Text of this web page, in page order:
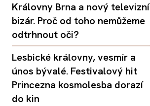
Královny Brna a nový televizní
bizár. Proč od toho nemůžeme
odtrhnout oči?
Lesbické královny, vesmír a
únos bývalé. Festivalový hit
Princezna kosmolesba dorazí
do kin